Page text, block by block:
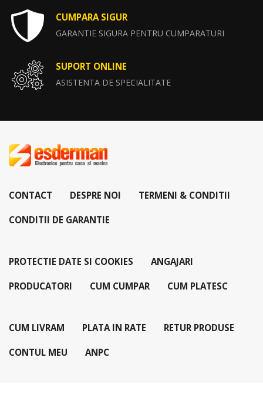
CUMPARA SIGUR
GARANTIE SIGURA PENTRU CUMPARATURI
SUPORT ONLINE
ASISTENTA DE SPECIALITATE
CONTACT DESPRE NOI TERMENI & CONDITII
CONDITII DE GARANTIE
PROTECTIE DATE SI COOKIES ANGAJARI
PRODUCATORI CUM CUMPAR CUM PLATESC
CUM LIVRAM PLATA IN RATE RETUR PRODUSE
CONTUL MEU ANPC